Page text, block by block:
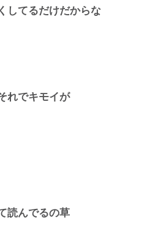
してるだけだからな
れでキモイが
読んでるの草